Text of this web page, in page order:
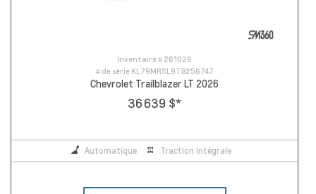
Inventaire # 261026
# de série KL79MRSL9TB256747
Chevrolet Trailblazer LT 2026
36 639 $*
Automatique Traction Intégrale